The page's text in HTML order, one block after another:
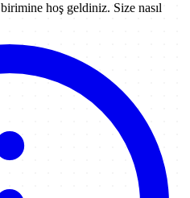
birimine hoş geldiniz. Size nasıl